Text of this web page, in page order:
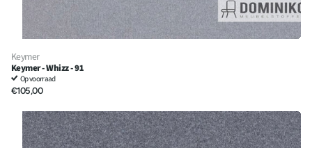
Keymer
Keymer - Whizz - 91
Op voorraad
€105,00